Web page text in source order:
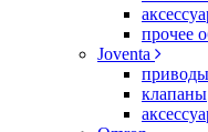
прочее
Joventa
приводы
клапаны